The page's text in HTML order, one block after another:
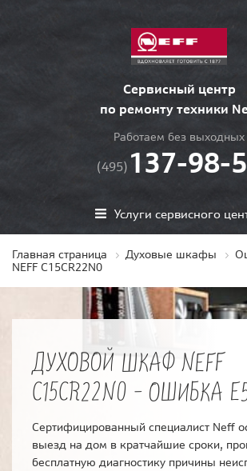
Сервисный центр
по ремонту техники
Работаем без выходных
(495) 137-98-
Услуги сервисного
Главная страница Духовые шкафы
NEFF C15CR22N0
ДУХОВОЙ ШКАФ NEFF
C15CR22N0 - ОШИБКА
Сертифицированный специалист Neff
выезд на дом в кратчайшие сроки,
бесплатную диагностику причины